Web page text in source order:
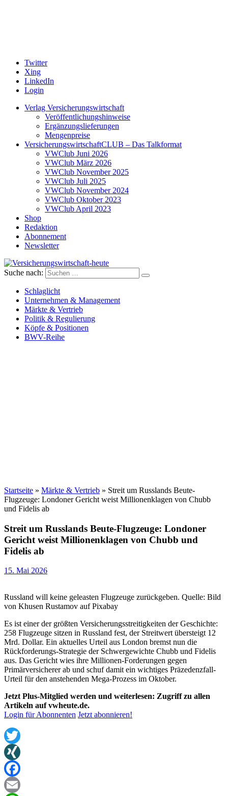
Twitter
Xing
LinkedIn
Login
Verlag Versicherungswirtschaft
Veröffentlichungshinweise
Ergänzungslieferungen
Mengenpreise
VersicherungswirtschaftCLUB – Das Talkformat
VWClub Juni 2026
VWClub März 2026
VWClub November 2025
VWClub Juli 2025
VWClub November 2024
VWClub Oktober 2023
VWClub April 2023
Shop
Redaktion
Abonnement
Newsletter
Versicherungswirtschaft-heute
Suche nach:
Schlaglicht
Unternehmen & Management
Märkte & Vertrieb
Politik & Regulierung
Köpfe & Positionen
BWV-Reihe
Startseite » Märkte & Vertrieb » Streit um Russlands Beute-
Flugzeuge: Londoner Gericht weist Millionenklagen von Chubb
und Fidelis ab
Streit um Russlands Beute-Flugzeuge: Londoner
Gericht weist Millionenklagen von Chubb und
Fidelis ab
15. Mai 2026
Russland will keine geleasten Flugzeuge zurückgeben. Quelle: Bild
von Khusen Rustamov auf Pixabay
Es ist einer der größten Versicherungsstreitigkeiten der Geschichte:
258 Flugzeuge sitzen in Russland fest, der Streitwert übersteigt 12
Mrd. Dollar. Ein aktuelles Urteil aus London bremst nun die
Rückforderungs-Strategie der Schwergewichte Chubb und Fidelis
aus. Das Gericht wies ihre Millionen-Forderungen gegen
Primärversicherer ab und schuf damit ein wichtiges Präzedenzfall-
Urteil für den anstehenden Mega-Prozess im Oktober.
Jetzt Plus-Mitglied werden und weiterlesen: Zugriff zu allen
Artikeln auf vwheute.de.
Login für Abonnenten Jetzt abonnieren!
Twitter
XING
Facebook